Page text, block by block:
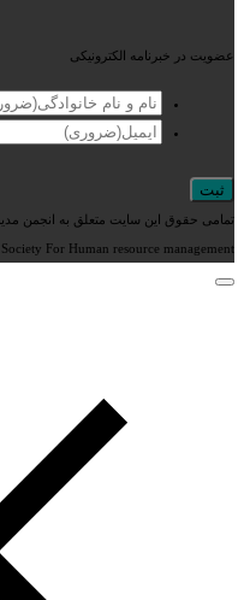
عضویت در خبرنامه الکترونیکی
تمامی حقوق این سایت متعلق به انجمن
Society For Human resource management